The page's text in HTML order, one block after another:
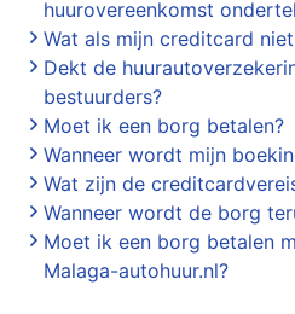
huurovereenkomst
Wat als mijn creditcard
Dekt de
bestuurders?
Moet ik een borg betalen?
Wanneer wordt mijn
Wat zijn de
Wanneer wordt de borg
Moet ik een borg betalen
Malaga-autohuur.nl?